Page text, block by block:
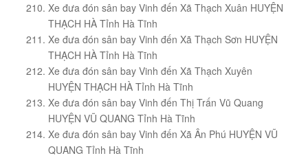
Xe đưa đón sân bay Vinh đến Xã Thạch Xuân HUYỆN
THẠCH HÀ Tỉnh Hà Tĩnh
Xe đưa đón sân bay Vinh đến Xã Thạch Sơn HUYỆN
THẠCH HÀ Tỉnh Hà Tĩnh
Xe đưa đón sân bay Vinh đến Xã Thạch Xuyên
HUYỆN THẠCH HÀ Tỉnh Hà Tĩnh
Xe đưa đón sân bay Vinh đến Thị Trấn Vũ Quang
HUYỆN VŨ QUANG Tỉnh Hà Tĩnh
Xe đưa đón sân bay Vinh đến Xã Ân Phú HUYỆN VŨ
QUANG Tỉnh Hà Tĩnh